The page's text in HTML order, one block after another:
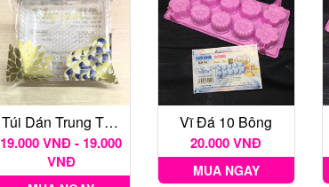
Túi Dán Trung Thu Các Loại 1 Bịch 100 Gr
19.000 VNĐ - 19.000
VNĐ
Vĩ Đá 10 Bông
20.000 VNĐ
MUA NGAY